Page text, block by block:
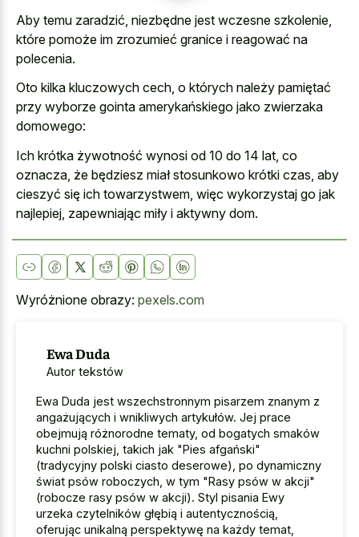
Aby temu zaradzić, niezbędne jest wczesne szkolenie,
które pomoże im zrozumieć granice i reagować na
polecenia.
Oto kilka kluczowych cech, o których należy pamiętać
przy wyborze gointa amerykańskiego jako zwierzaka
domowego:
Ich krótka żywotność wynosi od 10 do 14 lat, co
oznacza, że będziesz miał stosunkowo krótki czas, aby
cieszyć się ich towarzystwem, więc wykorzystaj go jak
najlepiej, zapewniając miły i aktywny dom.
Wyróżnione obrazy: pexels.com
Ewa Duda
Autor tekstów
Ewa Duda jest wszechstronnym pisarzem znanym z
angażujących i wnikliwych artykułów. Jej prace
obejmują różnorodne tematy, od bogatych smaków
kuchni polskiej, takich jak "Pies afgański"
(tradycyjny polski ciasto deserowe), po dynamiczny
świat psów roboczych, w tym "Rasy psów w akcji"
(robocze rasy psów w akcji). Styl pisania Ewy
urzeka czytelników głębią i autentycznością,
oferując unikalną perspektywę na każdy temat,